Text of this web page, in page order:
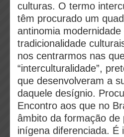
culturas. O termo
têm procurado um
antinomia
tradicionalidade
nos centrarmos nas
“interculturalidade”,
que desenvolveram a
daquele desígnio.
Encontro aos que no
âmbito da formação
inígena diferenciada. É